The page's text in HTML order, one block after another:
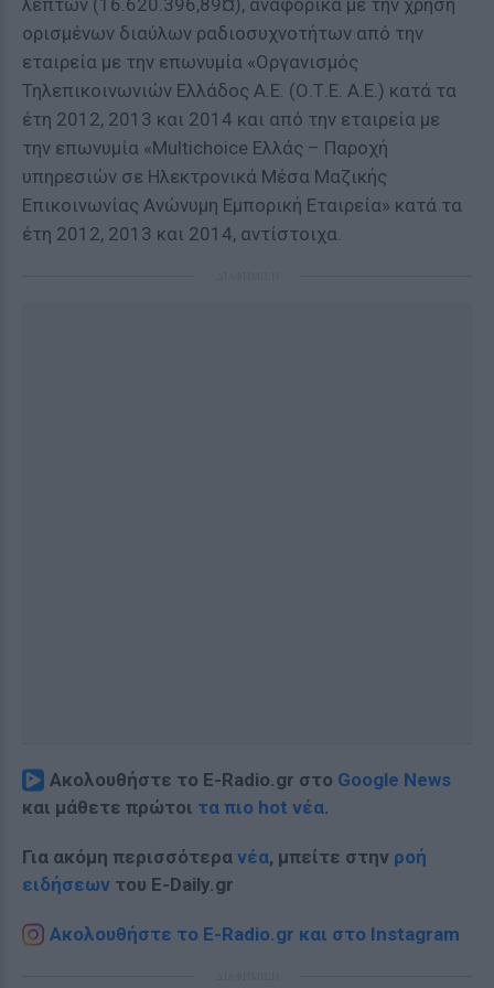
λεπτών (16.620.396,89¤), αναφορικά με την χρήση
ορισμένων διαύλων ραδιοσυχνοτήτων από την
εταιρεία με την επωνυμία «Οργανισμός
Τηλεπικοινωνιών Ελλάδος Α.Ε. (Ο.Τ.Ε. Α.Ε.) κατά τα
έτη 2012, 2013 και 2014 και από την εταιρεία με
την επωνυμία «Multichoice Ελλάς – Παροχή
υπηρεσιών σε Ηλεκτρονικά Μέσα Μαζικής
Επικοινωνίας Ανώνυμη Εμπορική Εταιρεία» κατά τα
έτη 2012, 2013 και 2014, αντίστοιχα.
Ακολουθήστε το E-Radio.gr στο Google News
και μάθετε πρώτοι τα πιο hot νέα.
Για ακόμη περισσότερα νέα, μπείτε στην ροή
ειδήσεων του E-Daily.gr
Ακολουθήστε το E-Radio.gr και στο Instagram